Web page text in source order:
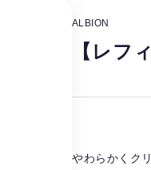
ALBION
【レフ
やわらかくク